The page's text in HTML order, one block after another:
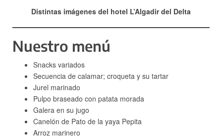
Distintas imágenes del hotel L’Algadir del Delta
Nuestro menú
Snacks variados
Secuencia de calamar; croqueta y su tartar
Jurel marinado
Pulpo braseado con patata morada
Galera en su jugo
Canelón de Pato de la yaya Pepita
Arroz marinero